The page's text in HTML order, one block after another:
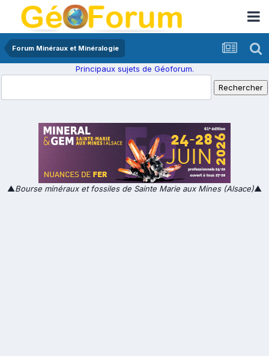
Forum Minéraux et Minéralogie
Principaux sujets de Géoforum.
▲Bourse minéraux et fossiles de Sainte Marie aux Mines (Alsace)▲